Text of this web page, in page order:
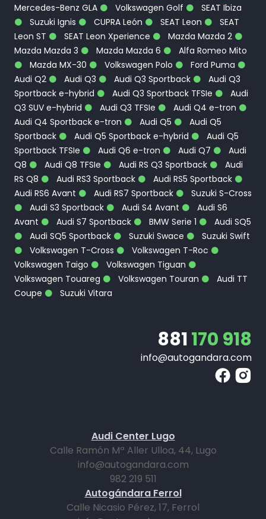
Mercedes-Benz GLA
Volkswagen Golf
SEAT Ibiza
Suzuki Ignis
CUPRA León SEAT Leon
SEAT
Leon ST
SEAT Leon Xperience
Mazda Mazda 2
Mazda Mazda 3
Mazda Mazda 6
Alfa Romeo Mito
Mazda MX-30
Volkswagen Polo
Ford Puma
Audi Q2
Audi Q3 Audi Q3 Sportback
Audi Q3
Sportback e-hybrid
Audi Q3 Sportback TFSIe
Audi
Q3 SUV e-hybrid
Audi Q3 TFSIe
Audi Q4 e-tron
Audi Q4 Sportback e-tron
Audi Q5
Audi Q5
Sportback
Audi Q5 Sportback e-hybrid
Audi Q5
Sportback TFSIe
Audi Q6 e-tron Audi Q7
Audi
Q8
Audi Q8 TFSIe Audi RS Q3 Sportback
Audi
RS Q8
Audi RS3 Sportback
Audi RS5 Sportback
Audi RS6 Avant
Audi RS7 Sportback
Suzuki S-Cross
Audi S3 Sportback
Audi S4 Avant
Audi S6
Avant
Audi S7 Sportback BMW Serie 1
Audi SQ5
Audi SQ5 Sportback
Suzuki Swace
Suzuki Swift
Volkswagen T-Cross
Volkswagen T-Roc
Volkswagen Taigo
Volkswagen Tiguan
Volkswagen Touareg
Volkswagen Touran
Audi TT
Coupe
Suzuki Vitara
881170 918
info@autogandara.com
Audi Center Lugo
Calle Ramón Mª Aller Ulloa, 44, Lugo
info@autogandara.com
982 219 511
Autogándara Ferrol
Calle Nicasio Pérez, 17, Ferrol